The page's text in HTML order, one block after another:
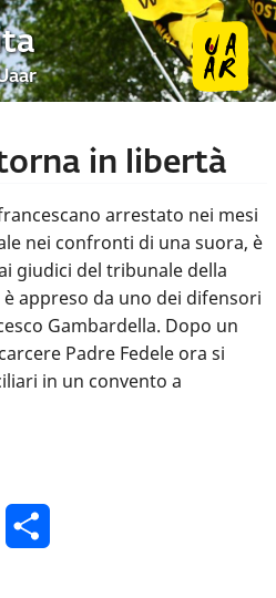
in libertà
arrestato nei mesi
nei confronti di una suora, è
giudici del tribunale della
appreso da uno dei difensori
Gambardella. Dopo un
Padre Fedele ora si
in un convento a
WhatsApp